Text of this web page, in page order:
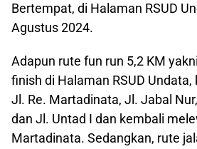
Bertempat, di Halaman RSUD
Agustus 2024.
Adapun rute fun run 5,2 KM
finish di Halaman RSUD
Jl. Re. Martadinata, Jl. Jabal
dan Jl. Untad I dan kembali
Martadinata. Sedangkan, rute